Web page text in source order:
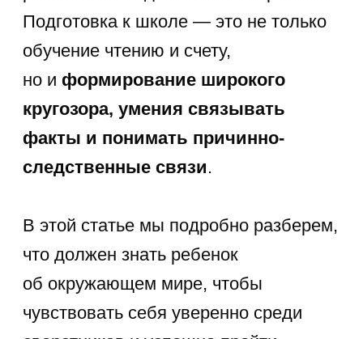
аоснова для развития логического
мышления и экологического
воспитания.
Экспресс-курс
подготовки к школе
месяца